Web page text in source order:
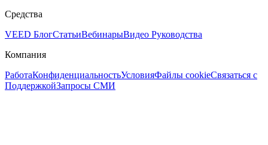
Средства
VEED БлогСтатьиВебинарыВидео Руководства
Компания
РаботаКонфиденциальностьУсловияФайлы cookieСвязаться с
ПоддержкойЗапросы СМИ